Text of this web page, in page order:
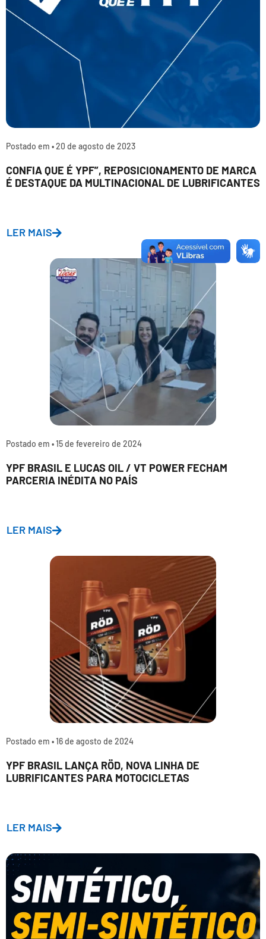
Postado em •20 de agosto de 2023
CONFIA QUE É YPF”, REPOSICIONAMENTO DE MARCA
É DESTAQUE DA MULTINACIONAL DE LUBRIFICANTES
LER MAIS
Postado em •15 de fevereiro de 2024
YPF BRASIL E LUCAS OIL / VT POWER FECHAM
PARCERIA INÉDITA NO PAÍS
LER MAIS
Postado em •16 de agosto de 2024
YPF BRASIL LANÇA RÖD, NOVA LINHA DE
LUBRIFICANTES PARA MOTOCICLETAS
LER MAIS